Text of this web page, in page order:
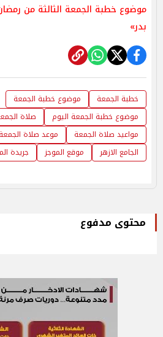
بدر»
خطبة الجمعة
موضوع خطبة الجمعة
موضوع خطبة الجمعة اليوم
صلاة
مواعيد صلاة الجمعة
موعد صلاة الجمعة
الجامع الازهر
موقع الموجز جريدة
محتوى مدفوع